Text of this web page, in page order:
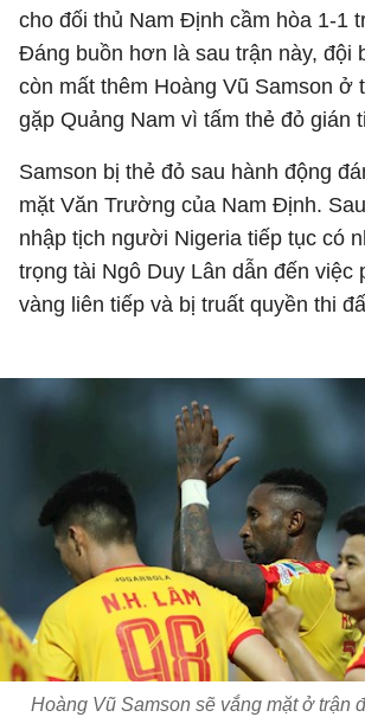
cho đối thủ Nam Định cầm hòa 1-1
Đáng buồn hơn là sau trận này, đội
còn mất thêm Hoàng Vũ Samson ở
gặp Quảng Nam vì tấm thẻ đỏ gián
Samson bị thẻ đỏ sau hành động
mặt Văn Trường của Nam Định.
nhập tịch người Nigeria tiếp tục có
trọng tài Ngô Duy Lân dẫn đến việc
vàng liên tiếp và bị truất quyền thi
Hoàng Vũ Samson sẽ vắng mặt ở trận